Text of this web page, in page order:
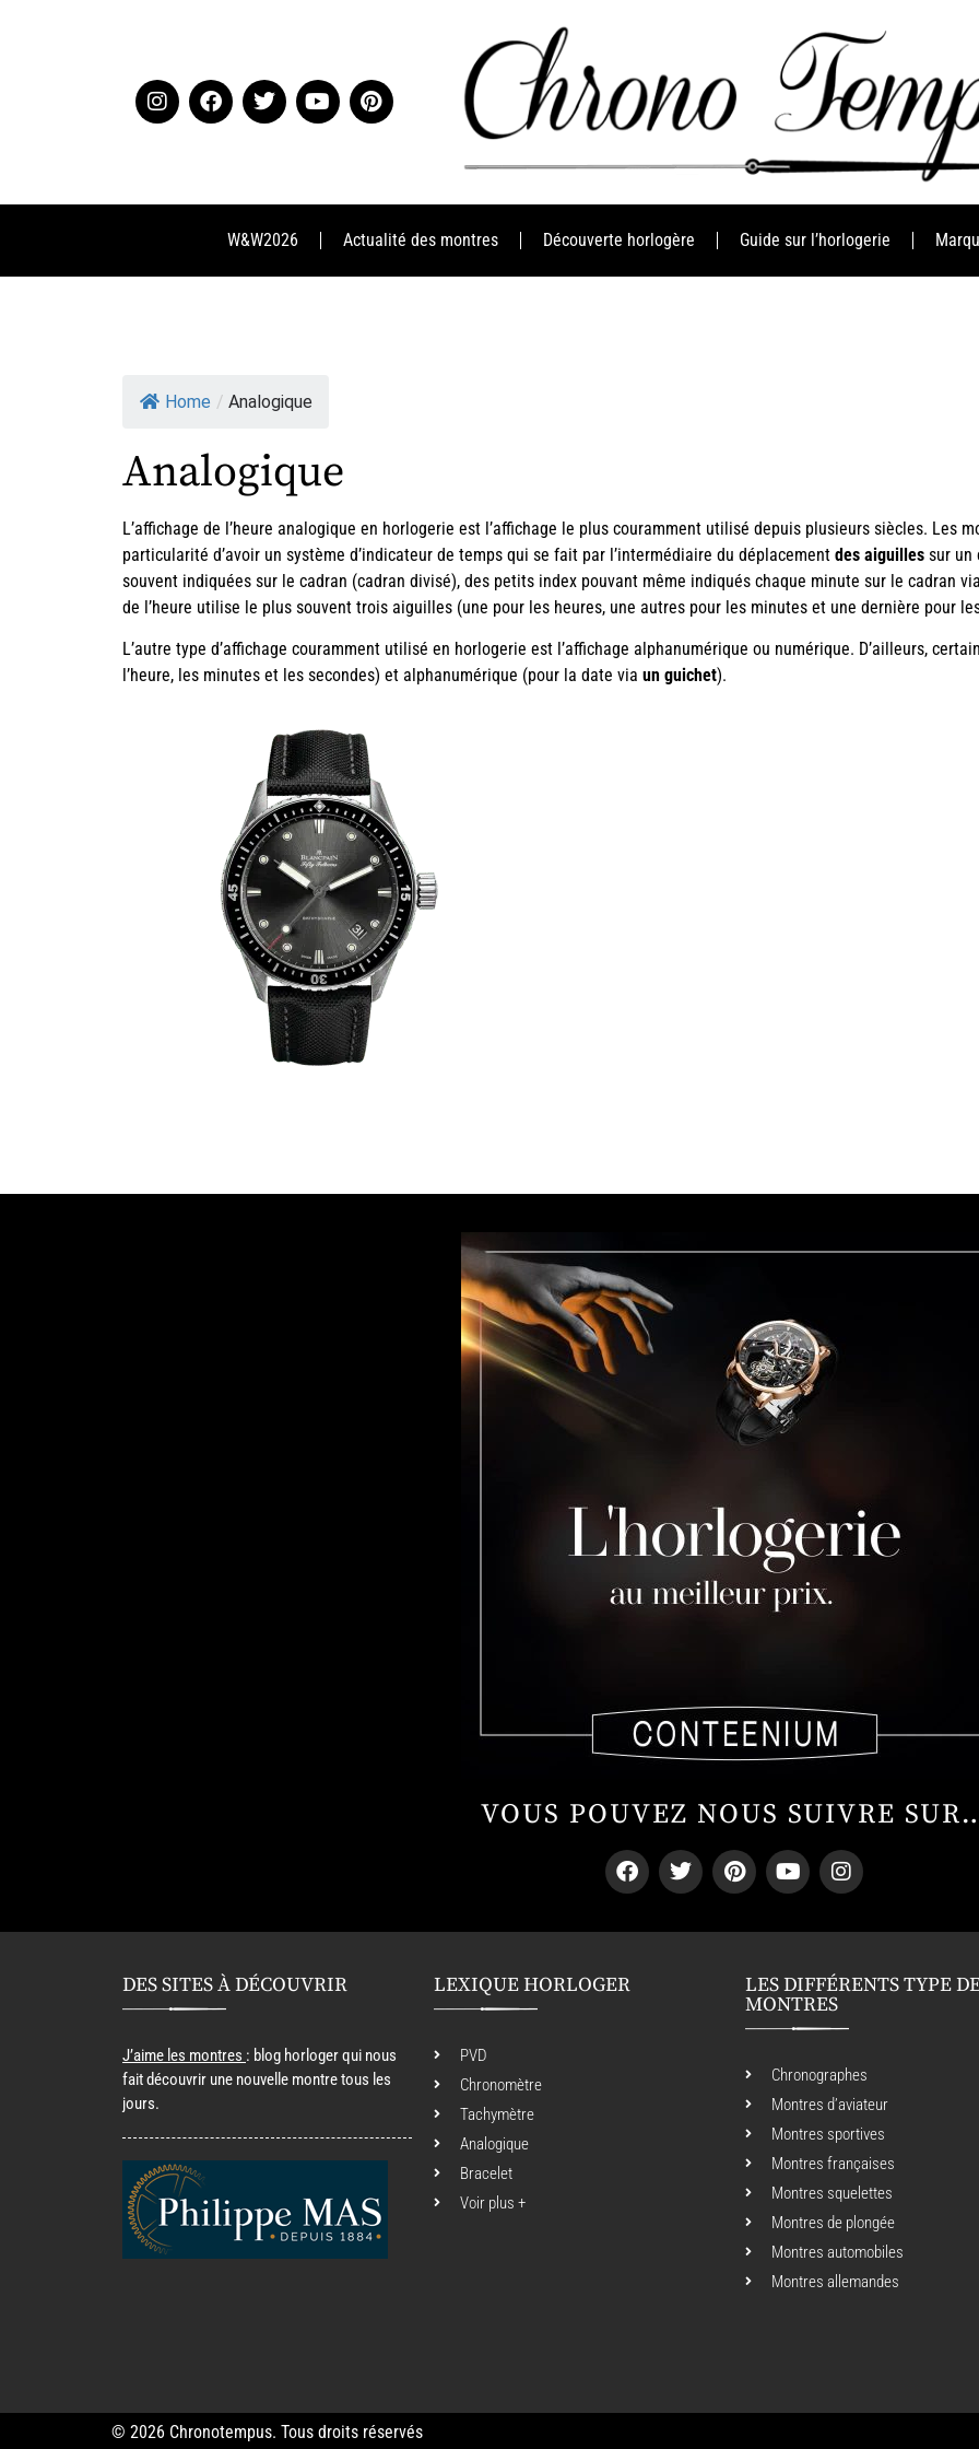
W&W2026 Actualité des montres Découverte horlogère Guide sur l’horlogerie
Home / Analogique
Analogique
L’affichage de l’heure analogique en horlogerie est l’affichage le plus couramment utilisé depuis plusieurs siècles. Les
particularité d’avoir un système d’indicateur de temps qui se fait par l’intermédiaire du déplacement des aiguilles sur un
souvent indiquées sur le cadran (cadran divisé), des petits index pouvant même indiqués chaque minute sur le cadran
de l’heure utilise le plus souvent trois aiguilles (une pour les heures, une autres pour les minutes et une dernière pour
L’autre type d’affichage couramment utilisé en horlogerie est l’affichage alphanumérique ou numérique. D’ailleurs,
l’heure, les minutes et les secondes) et alphanumérique (pour la date via un guichet).
VOUS POUVEZ NOUS SUIVRE
DES SITES À DÉCOUVRIR
J’aime les montres : blog horloger qui nous
fait découvrir une nouvelle montre tous les
jours.
LEXIQUE HORLOGER
PVD
Chronomètre
Tachymètre
Analogique
Bracelet
Voir plus +
LES DIFFÉRENTS TYPE
MONTRES
Chronographes
Montres d’aviateur
Montres sportives
Montres françaises
Montres squelettes
Montres de plongée
Montres automobiles
Montres allemandes
© 2026 Chronotempus. Tous droits réservés